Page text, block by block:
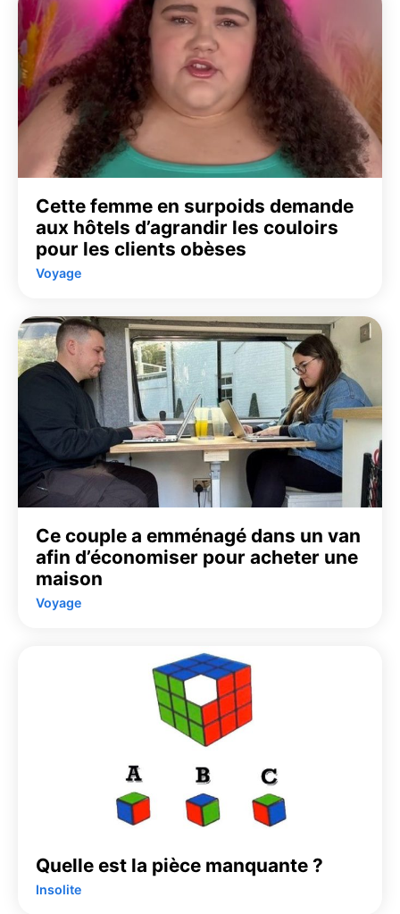
Cette femme en surpoids demande
aux hôtels d’agrandir les couloirs
pour les clients obèses
Voyage
Ce couple a emménagé dans un van
afin d’économiser pour acheter une
maison
Voyage
Quelle est la pièce manquante ?
Insolite